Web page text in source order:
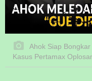
Ahok Siap
Kasus Pertamax